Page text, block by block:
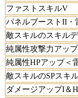
ファストスキルV
パネルブーストII・
敵スキルのスキル
純属性攻撃力アッ
純属性HPアップ＜
敵スキルのSPスキ
ダメージアップI＆